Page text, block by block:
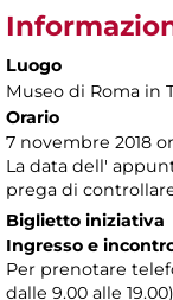
Luogo
Museo di Roma in
Orario
7 novembre 2018
La data dell'
prega di
Biglietto iniziativa
Ingresso e
Per prenotare
dalle 9.00 alle 19.00)